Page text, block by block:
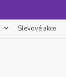
Slevové akce